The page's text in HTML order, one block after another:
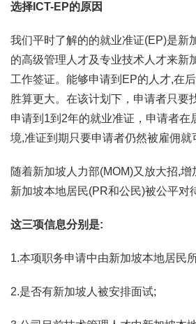
选择ICT-EP的原因
我们平时了解的的就业准证(EP)是新
的高级管理人才及专业技术人才来新
工作签证。能够申请到EP的人才,在
胜算更大。在该计划下，申请者只要
申请到1到2年的就业准证，申请者在
境,准证到期只要申请者仍然被雇佣就
随着新加坡人力部(MOM)又放大招,
新加坡本地居民(PR和公民)被公平对
这三项信息分别是:
1.本项职务申请中由新加坡本地居民
2.是否有新加坡人被安排面试;